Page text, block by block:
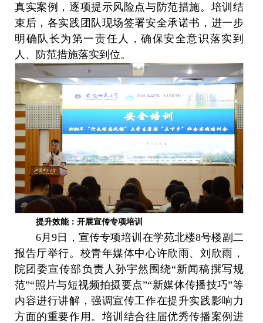
真实案例，逐项提示风险点与防范措施。培训结
束后，各实践团队现场签署安全承诺书，进一步
明确队长为第一责任人，确保安全意识落实到
人、防范措施落实到位。
提升效能：开展宣传专项培训
6月9日，宣传专项培训在学苑北楼8号楼副二
报告厅举行。校青年媒体中心许欣雨、刘欣雨，
院团委宣传部负责人孙宇然围绕“新闻稿撰写规
范”“照片与短视频拍摄要点”“新媒体传播技巧”等
内容进行讲解，强调宣传工作在提升实践影响力
方面的重要作用。培训结合往届优秀传播案例进